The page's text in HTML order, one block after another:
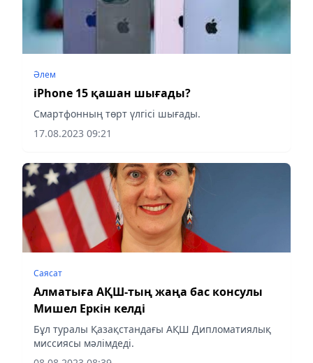
Әлем
iPhone 15 қашан шығады?
Смартфонның төрт үлгісі шығады.
17.08.2023 09:21
Саясат
Алматыға АҚШ-тың жаңа бас консулы
Мишел Еркін келді
Бұл туралы Қазақстандағы АҚШ Дипломатиялық
миссиясы мәлімдеді.